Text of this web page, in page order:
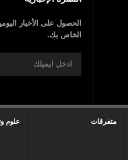
الحصول على الأخبار
الخاص بك.
متفرقات علوم